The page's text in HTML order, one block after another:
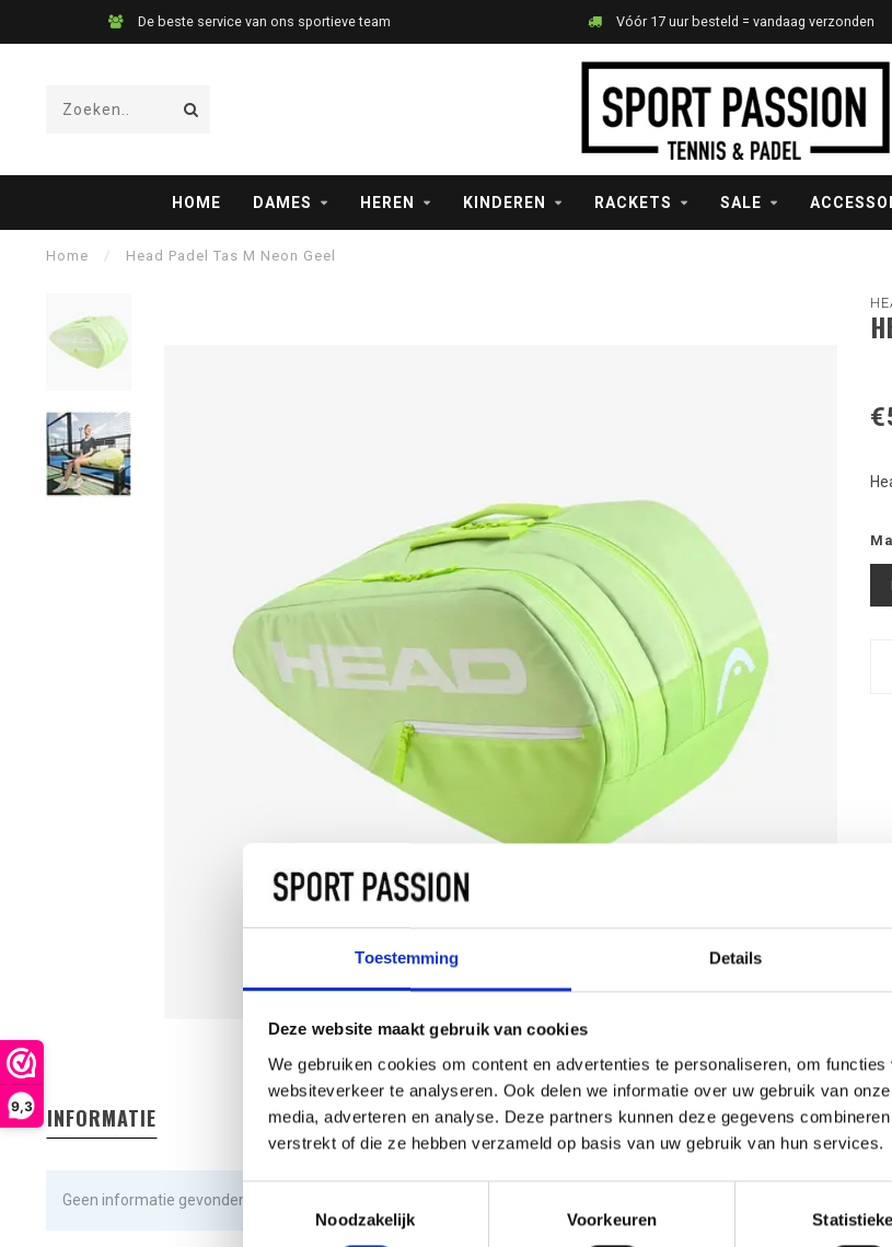
Toestemming Details
Deze website maakt gebruik van cookies
We gebruiken cookies om content en advertenties te personaliseren, om
websiteverkeer te analyseren. Ook delen we informatie over uw gebruik van
media, adverteren en analyse. Deze partners kunnen deze gegevens
verstrekt of die ze hebben verzameld op basis van uw gebruik van hun services.
Toestemmingsselectie
Noodzakelijk
Voorkeuren
9,3
De beste service van ons sportieve team Vóór 17 uur besteld = vandaag verzonden
HOME DAMES HEREN KINDEREN RACKETS SALE
Home / Head Padel Tas M Neon Geel
INFORMATIE
Geen informatie gevonden